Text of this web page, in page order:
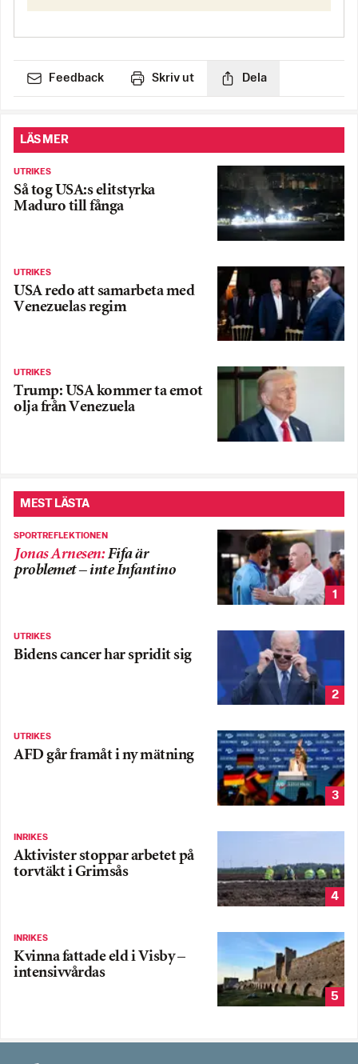
Feedback Skriv ut Dela
LÄS MER
UTRIKES
Så tog USA:s elitstyrka
Maduro till fånga
UTRIKES
USA redo att samarbeta med
Venezuelas regim
UTRIKES
Trump: USA kommer ta emot
olja från Venezuela
MEST LÄSTA
SPORTREFLEKTIONEN
Jonas Arnesen:Fifa är
problemet – inte Infantino
1
UTRIKES
Bidens cancer har spridit sig
2
UTRIKES
AFD går framåt i ny mätning
3
INRIKES
Aktivister stoppar arbetet på
torvtäkt i Grimsås
4
INRIKES
Kvinna fattade eld i Visby –
intensivvårdas
5